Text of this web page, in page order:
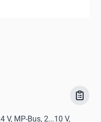
V, MP-Bus, 2...10 V,